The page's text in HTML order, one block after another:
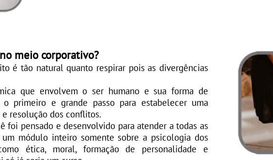
meio corporativo?
é tão natural quanto respirar pois as divergências
que envolvem o ser humano e sua forma de
primeiro e grande passo para estabelecer uma
resolução dos conflitos.
foi pensado e desenvolvido para atender a todas as
um módulo inteiro somente sobre a psicologia dos
ética, moral, formação de personalidade e